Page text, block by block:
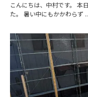
こんにちは、中村です。 本
た。 暑い中にもかかわらず